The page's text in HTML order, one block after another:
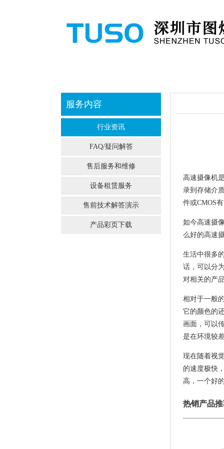
服务内容
行业资讯
FAQ/疑问解答
售后服务和维修
设备租赁服务
售前技术解答演示
产品彩页下载
高速摄像机
录到存储介
件或CMOS
如今高速摄
么好的高速
生活中很多
话，可以分
对相关的产
相对于一般
它的颜色的
画面，可以
是在环境较
现在随着视
的速度极快
高，一个好
热销产品